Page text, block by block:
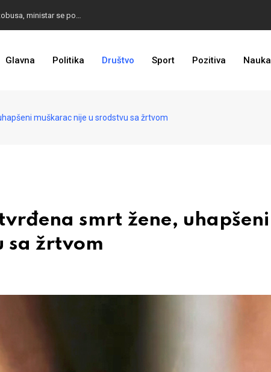
Glavna Politika Društvo Sport Pozitiva Nauka
muškarac nije u srodstvu sa žrtvom
smrt žene, uhapšeni
sa žrtvom